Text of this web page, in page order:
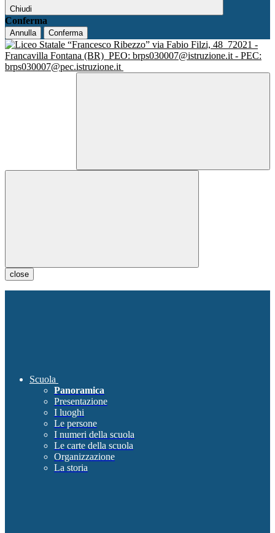
Chiudi
Conferma
Annulla Conferma
via Fabio Filzi, 48 72021 -
Francavilla Fontana (BR) PEO: brps030007@istruzione.it - PEC:
brps030007@pec.istruzione.it
close
Scuola
Panoramica
Presentazione
I luoghi
Le persone
I numeri della scuola
Le carte della scuola
Organizzazione
La storia